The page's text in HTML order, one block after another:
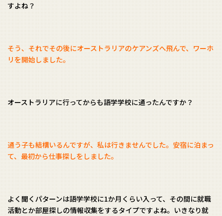
すよね？
そう、それでその後にオーストラリアのケアンズへ飛んで、ワーホ
リを開始しました。
オーストラリアに行ってからも語学学校に通ったんですか？
通う子も結構いるんですが、私は行きませんでした。安宿に泊まっ
て、最初から仕事探しをしました。
よく聞くパターンは語学学校に1か月くらい入って、その間に就職
活動とか部屋探しの情報収集をするタイプですよね。いきなり就